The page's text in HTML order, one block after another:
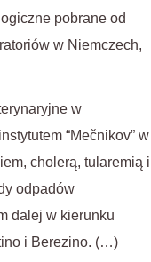
pobrane od
w Niemczech,
w
“Mečnikov” w
cholerą, tularemią i
odpadów
dalej w kierunku
i Berezino. (…)